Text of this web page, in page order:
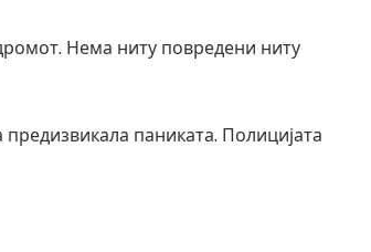
Нема ниту повредени ниту
предизвикала паниката. Полицијата